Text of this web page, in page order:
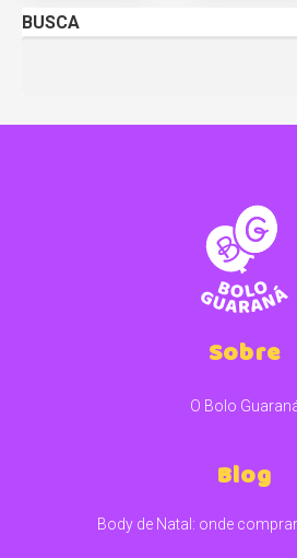
BUSCA
Sobre
O Bolo
Blog
Body de Natal: onde